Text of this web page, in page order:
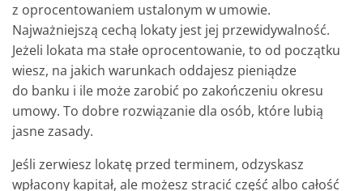
z oprocentowaniem ustalonym w umowie.
Najważniejszą cechą lokaty jest jej przewidywalność.
Jeżeli lokata ma stałe oprocentowanie, to od początku
wiesz, na jakich warunkach oddajesz pieniądze
do banku i ile może zarobić po zakończeniu okresu
umowy. To dobre rozwiązanie dla osób, które lubią
jasne zasady.
Jeśli zerwiesz lokatę przed terminem, odzyskasz
wpłacony kapitał, ale możesz stracić część albo całość